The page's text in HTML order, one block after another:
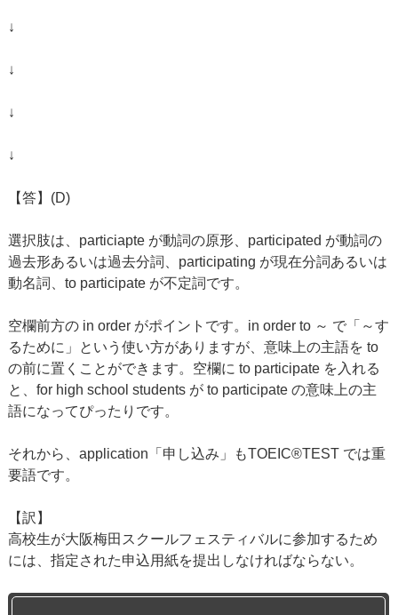
↓
↓
↓
↓
【答】(D)
選択肢は、particiapte が動詞の原形、participated が動詞の
過去形あるいは過去分詞、participating が現在分詞あるいは
動名詞、to participate が不定詞です。
空欄前方の in order がポイントです。in order to ～ で「～す
るために」という使い方がありますが、意味上の主語を to
の前に置くことができます。空欄に to participate を入れる
と、for high school students が to participate の意味上の主
語になってぴったりです。
それから、application「申し込み」もTOEIC®TEST では重
要語です。
【訳】
高校生が大阪梅田スクールフェスティバルに参加するため
には、指定された申込用紙を提出しなければならない。